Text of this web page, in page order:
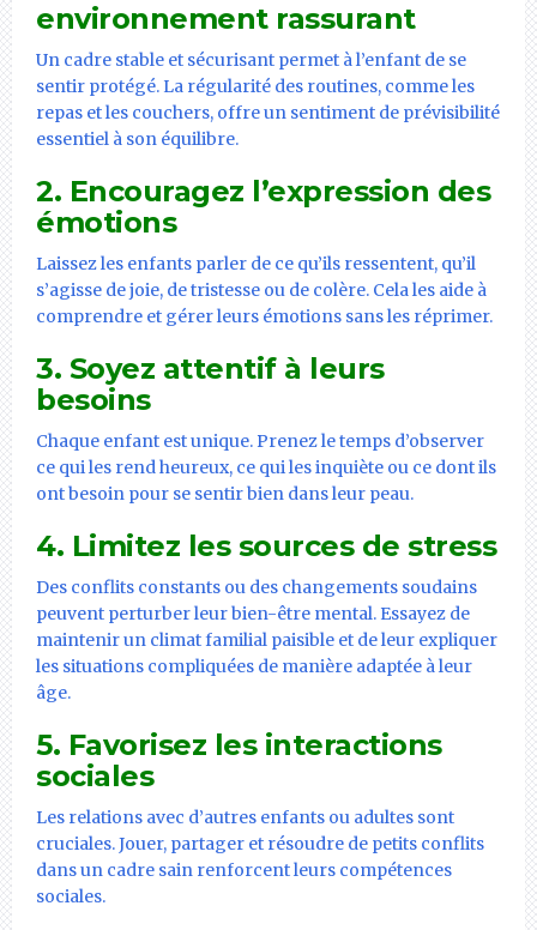
environnement rassurant
Un cadre stable et sécurisant permet à l’enfant de se
sentir protégé. La régularité des routines, comme les
repas et les couchers, offre un sentiment de prévisibilité
essentiel à son équilibre.
2. Encouragez l’expression des
émotions
Laissez les enfants parler de ce qu’ils ressentent, qu’il
s’agisse de joie, de tristesse ou de colère. Cela les aide à
comprendre et gérer leurs émotions sans les réprimer.
3. Soyez attentif à leurs
besoins
Chaque enfant est unique. Prenez le temps d’observer
ce qui les rend heureux, ce qui les inquiète ou ce dont ils
ont besoin pour se sentir bien dans leur peau.
4. Limitez les sources de stress
Des conflits constants ou des changements soudains
peuvent perturber leur bien-être mental. Essayez de
maintenir un climat familial paisible et de leur expliquer
les situations compliquées de manière adaptée à leur
âge.
5. Favorisez les interactions
sociales
Les relations avec d’autres enfants ou adultes sont
cruciales. Jouer, partager et résoudre de petits conflits
dans un cadre sain renforcent leurs compétences
sociales.